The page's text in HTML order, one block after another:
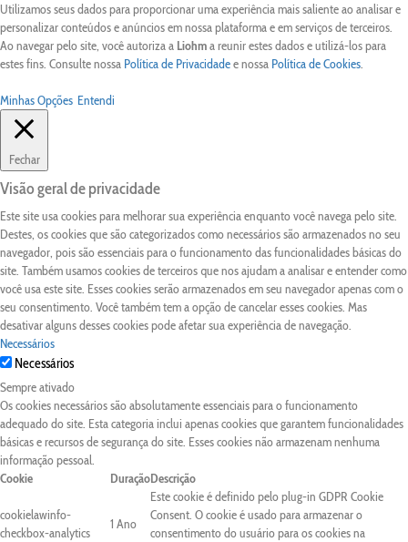
Utilizamos seus dados para proporcionar uma experiência mais saliente ao analisar e
personalizar conteúdos e anúncios em nossa plataforma e em serviços de terceiros.
Ao navegar pelo site, você autoriza a Liohma reunir estes dados e utilizá-los para
estes fins. Consulte nossa Política de Privacidadee nossa Política de Cookies.
Minhas Opções Entendi
Fechar
Visão geral de privacidade
Este site usa cookies para melhorar sua experiência enquanto você navega pelo site.
Destes, os cookies que são categorizados como necessários são armazenados no seu
navegador, pois são essenciais para o funcionamento das funcionalidades básicas do
site. Também usamos cookies de terceiros que nos ajudam a analisar e entender como
você usa este site. Esses cookies serão armazenados em seu navegador apenas com o
seu consentimento. Você também tem a opção de cancelar esses cookies. Mas
desativar alguns desses cookies pode afetar sua experiência de navegação.
Necessários
Necessários
Sempre ativado
Os cookies necessários são absolutamente essenciais para o funcionamento
adequado do site. Esta categoria inclui apenas cookies que garantem funcionalidades
básicas e recursos de segurança do site. Esses cookies não armazenam nenhuma
informação pessoal.
Cookie
DuraçãoDescrição
cookielawinfo-
checkbox-analytics
1 Ano
Este cookie é definido pelo plug-in GDPR Cookie
Consent. O cookie é usado para armazenar o
consentimento do usuário para os cookies na